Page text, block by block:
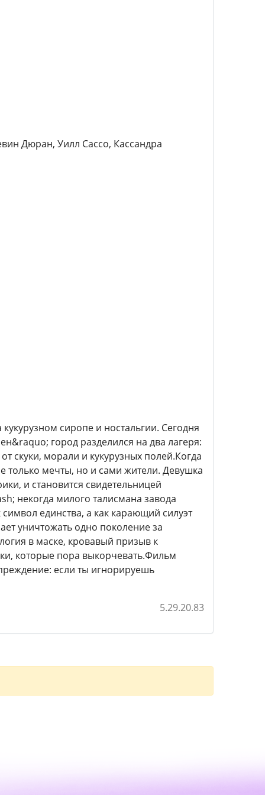
Дюран, Уилл Сассо, Кассандра
сиропе и ностальгии. Сегодня
город разделился на два лагеря:
скуки, морали и кукурузных полей.Когда
только мечты, но и сами жители. Девушка
и становится свидетельницей
некогда милого талисмана завода
единства, а как карающий силуэт
уничтожать одно поколение за
в маске, кровавый призыв к
которые пора выкорчевать.Фильм
если ты игнорируешь
5.29.20.83